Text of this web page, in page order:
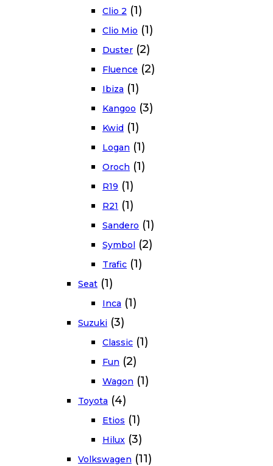
Clio 2 (1)
Clio Mio (1)
Duster (2)
Fluence (2)
Ibiza (1)
Kangoo (3)
Kwid (1)
Logan (1)
Oroch (1)
R19 (1)
R21 (1)
Sandero (1)
Symbol (2)
Trafic (1)
Seat (1)
Inca (1)
Suzuki (3)
Classic (1)
Fun (2)
Wagon (1)
Toyota (4)
Etios (1)
Hilux (3)
Volkswagen (11)